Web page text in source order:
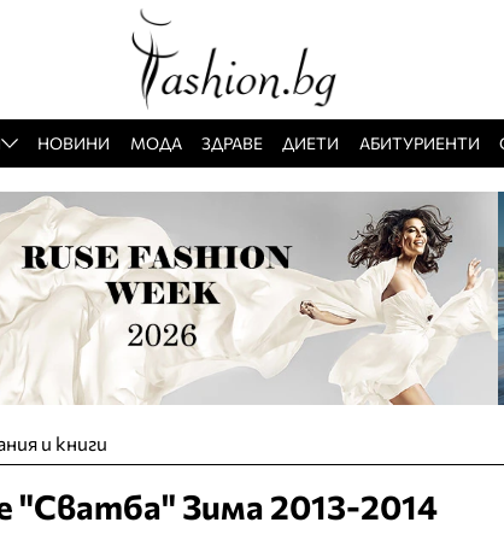
НОВИНИ МОДА ЗДРАВЕ ДИЕТИ АБИТУРИЕНТИ
и книги
"Сватба" Зима 2013-2014